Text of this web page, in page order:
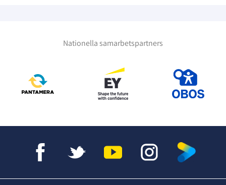
Nationella samarbetspartners